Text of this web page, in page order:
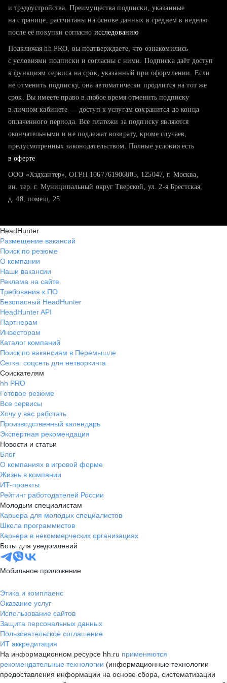
тратите много времени на поиск и вручную поднимаете
хотите сравнить себя с конкурентами и оценить шансы
и трудоустройства. Преимущества подписки, указанные
на странице, рассчитаны на основе данных в среднем в неделю
после её покупки согласно исследованию
Подключая hh PRO, вы подтверждаете, что ознакомились
с условиями подписки и согласны с ними. Подписка даёт доступ
к функциям сервиса на срок, указанный при оформлении. Если
не отменить подписку, она автоматически продлится на тот же
срок. Вы имеете право в любое время отменить подписку
в личном кабинете — доступ к услугам сохранится до конца
оплаченного периода. Все платежи за подписку являются
окончательными и не подлежат возврату, кроме случаев,
предусмотренных законодательством. Полные условия есть
в оферте
ООО «Хэдхантер», ОГРН 1067761906805, 125047, г. Москва,
вн. тер. г. Муниципальный округ Тверской, ул. 2-я Брестская,
д. 48, помещ. 25
HeadHunter
Размещение вакансий
Поиск по резюме
О компании
Наши вакансии
Реклама на сайте
Требования к ПО
Безопасный HeadHunter
HeadHunter API
Партнерам
Инвесторам
Каталог компаний
Поиск по вакансиям в Перемышле
Сетка: соцсеть для нетворкинга
Соискателям
hh PRO
Готовое резюме
Все сервисы
Хочу у вас работать
Производственный календарь
Экспертная рекомендация
Новости и статьи
Блог
О компаниях в игровой форме
Жизнь в компании
ИТ-проекты
Рейтинг работодателей России
Молодым специалистам
Карьера для молодых специалистов
Школа программистов
Карьера в некоммерческих организациях
Боты для уведомлений
Мобильное приложение
Этика и комплаенс
Оказание услуг
Использование сайтов
Защита персональных данных
Пользовательское соглашение
ИТ аккредитация
На информационном ресурсе hh.ru применяются
рекомендательные технологии (информационные технологии
предоставления информации на основе сбора, систематизации